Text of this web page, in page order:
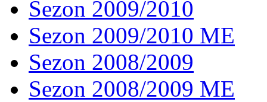
Sezon 2009/2010
Sezon 2009/2010 ME
Sezon 2008/2009
Sezon 2008/2009 ME